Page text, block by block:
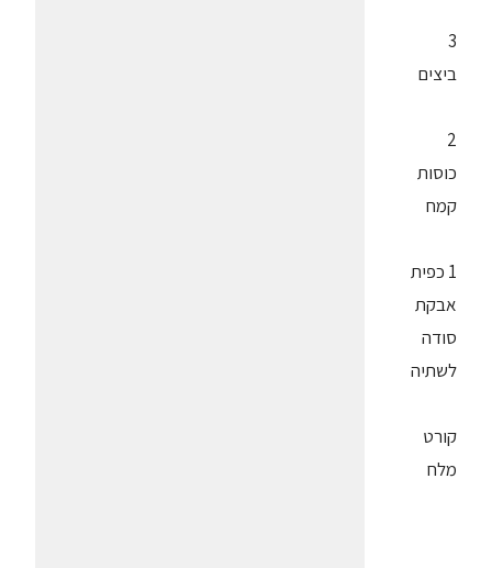
3
ביצים
2
כוסות
קמח
1 כפית
אבקת
סודה
לשתיה
קורט
מלח